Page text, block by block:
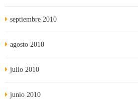
septiembre 2010
agosto 2010
julio 2010
junio 2010